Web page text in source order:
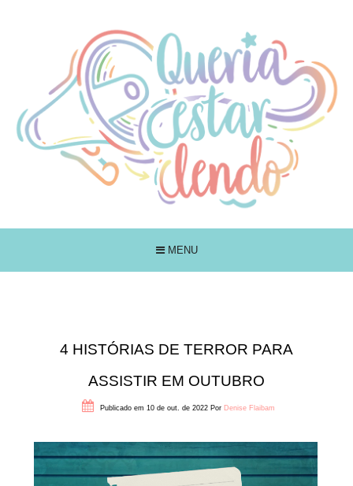
MENU
4 HISTÓRIAS DE TERROR PARA
ASSISTIR EM OUTUBRO
Publicado em 10 de out. de 2022 Por Denise Flaibam